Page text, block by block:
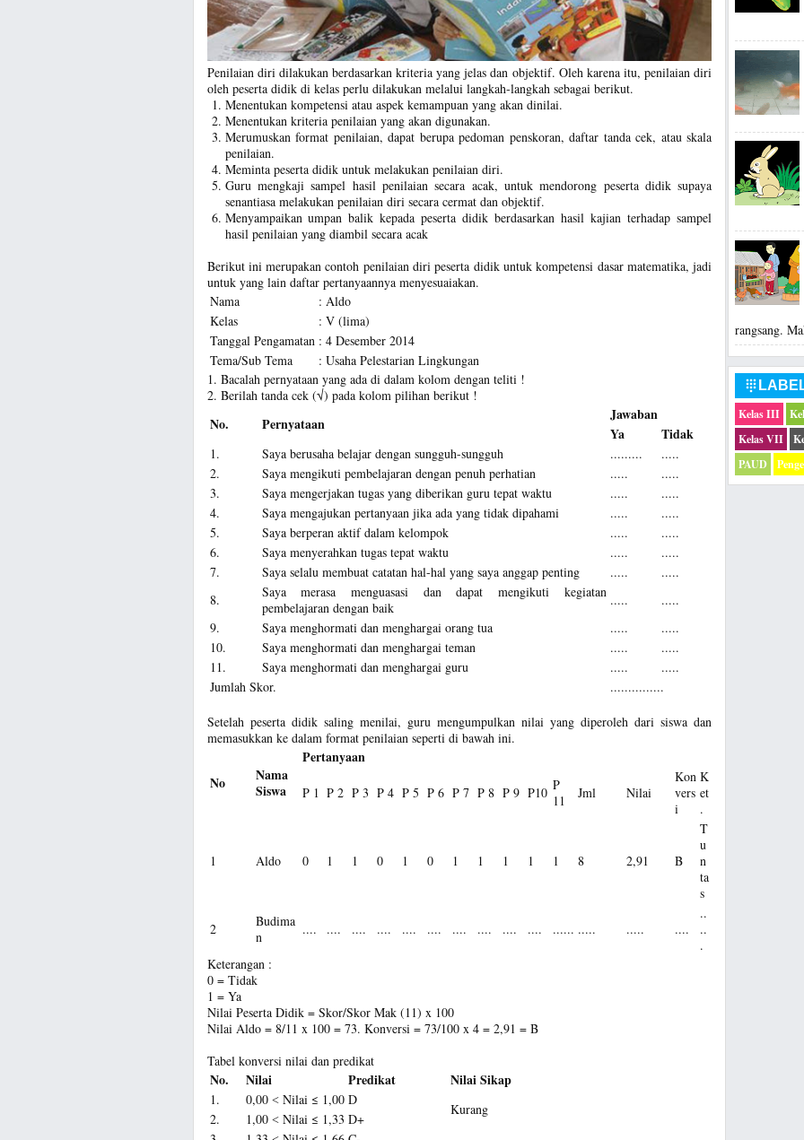
Penilaian diri dilakukan berdasarkan kriteria yang jelas dan objektif. Oleh karena itu, penilaian diri
oleh peserta didik di kelas perlu dilakukan melalui langkah-langkah sebagai berikut.
Menentukan kompetensi atau aspek kemampuan yang akan dinilai.
Menentukan kriteria penilaian yang akan digunakan.
Merumuskan format penilaian, dapat berupa pedoman penskoran, daftar tanda cek, atau skala
penilaian.
Meminta peserta didik untuk melakukan penilaian diri.
Guru mengkaji sampel hasil penilaian secara acak, untuk mendorong peserta didik supaya
senantiasa melakukan penilaian diri secara cermat dan objektif.
Menyampaikan umpan balik kepada peserta didik berdasarkan hasil kajian terhadap sampel
hasil penilaian yang diambil secara acak
Berikut ini merupakan contoh penilaian diri peserta didik untuk kompetensi dasar matematika, jadi
untuk yang lain daftar pertanyaannya menyesuaiakan.
Nama
: Aldo
Kelas
: V (lima)
Tanggal Pengamatan : 4 Desember 2014
Tema/Sub Tema
: Usaha Pelestarian Lingkungan
1. Bacalah pernyataan yang ada di dalam kolom dengan teliti !
2. Berilah tanda cek (√) pada kolom pilihan berikut !
No. Pernyataan
Jawaban
Ya
Tidak
1. Saya berusaha belajar dengan sungguh-sungguh .........
.....
2.
Saya mengikuti pembelajaran dengan penuh perhatian .....
.....
3.
Saya mengerjakan tugas yang diberikan guru tepat waktu .....
.....
4.
Saya mengajukan pertanyaan jika ada yang tidak dipahami .....
.....
5.
Saya berperan aktif dalam kelompok .....
.....
6.
Saya menyerahkan tugas tepat waktu .....
.....
7.
Saya selalu membuat catatan hal-hal yang saya anggap penting .....
.....
8.
Saya merasa menguasasi dan dapat mengikuti kegiatan
pembelajaran dengan baik
.....
.....
9.
Saya menghormati dan menghargai orang tua .....
.....
10.
Saya menghormati dan menghargai teman .....
.....
11.
Saya menghormati dan menghargai guru .....
.....
Jumlah Skor.
...............
Setelah peserta didik saling menilai, guru mengumpulkan nilai yang diperoleh dari siswa dan
memasukkan ke dalam format penilaian seperti di bawah ini.
No
Nama
Siswa
Pertanyaan
P 1 P 2 P 3 P 4 P 5 P 6 P 7 P 8 P 9 P10 P
11
Jml Nilai
Kon
vers
i
K
et
.
1 Aldo 0 1 1 0 1 0 1 1 1 1 1 8 2,91 B
T
u
n
ta
s
2
Budima
n
.... .... .... .... .... .... .... .... .... .... ...... ..... ..... ....
..
..
.
Keterangan :
0 = Tidak
1 = Ya
Nilai Peserta Didik = Skor/Skor Mak (11) x 100
Nilai Aldo = 8/11 x 100 = 73. Konversi = 73/100 x 4 = 2,91 = B
Tabel konversi nilai dan predikat
No. Nilai Predikat Nilai Sikap
1. 0,00 ˂ Nilai ≤ 1,00 D
Kurang
2. 1,00 ˂ Nilai ≤ 1,33 D+
rangsang.

Kelas III
Kelas VII
PAUD